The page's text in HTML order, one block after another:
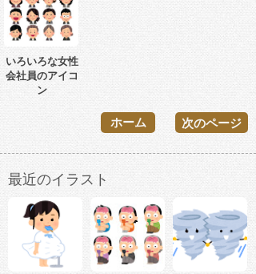
いろいろな女性
会社員のアイコ
ン
次のページ
ホーム
最近のイラスト